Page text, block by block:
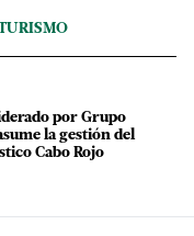
por Grupo
la gestión del
Cabo Rojo